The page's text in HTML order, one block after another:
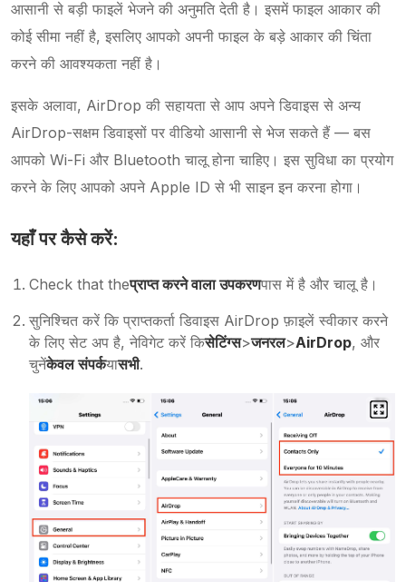
आसानी से बड़ी फाइलें भेजने की अनुमति देती है। इसमें फाइल आकार की
कोई सीमा नहीं है, इसलिए आपको अपनी फाइल के बड़े आकार की चिंता
करने की आवश्यकता नहीं है।
इसके अलावा, AirDrop की सहायता से आप अपने डिवाइस से अन्य
AirDrop-सक्षम डिवाइसों पर वीडियो आसानी से भेज सकते हैं — बस
आपको Wi-Fi और Bluetooth चालू होना चाहिए। इस सुविधा का प्रयोग
करने के लिए आपको अपने Apple ID से भी साइन इन करना होगा।
यहाँ पर कैसे करें:
Check that theप्राप्त करने वाला उपकरणपास में है और चालू है।
सुनिश्चित करें कि प्राप्तकर्ता डिवाइस AirDrop फ़ाइलें स्वीकार करने
के लिए सेट अप है, नेविगेट करें किसेटिंग्स>जनरल>AirDrop, और
चुनेंकेवल संपर्कयासभी.